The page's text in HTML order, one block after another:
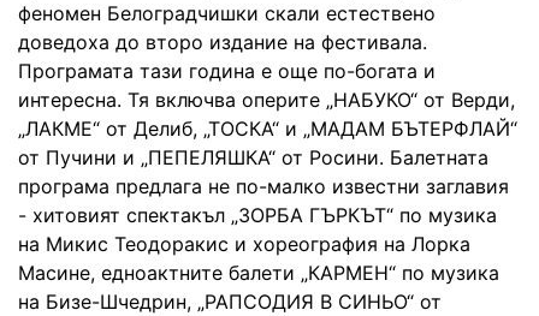
феномен Белоградчишки скали естествено
доведоха до второ издание на фестивала.
Програмата тази година е още по-богата и
интересна. Тя включва оперите „НАБУКО“ от Верди,
„ЛАКМЕ“ от Делиб, „ТОСКА“ и „МАДАМ БЪТЕРФЛАЙ“
от Пучини и „ПЕПЕЛЯШКА“ от Росини. Балетната
програма предлага не по-малко известни заглавия
- хитовият спектакъл „ЗОРБА ГЪРКЪТ“ по музика
на Микис Теодоракис и хореография на Лорка
Масине, едноактните балети „КАРМЕН“ по музика
на Бизе-Шчедрин, „РАПСОДИЯ В СИНЬО“ от